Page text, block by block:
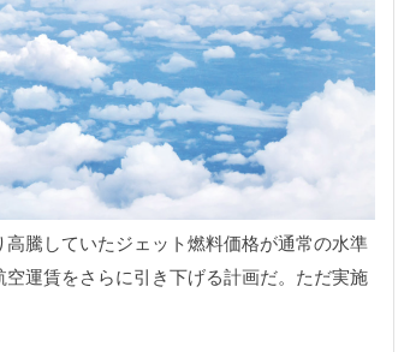
高騰していたジェット燃料価格が通常の水準
運賃をさらに引き下げる計画だ。ただ実施